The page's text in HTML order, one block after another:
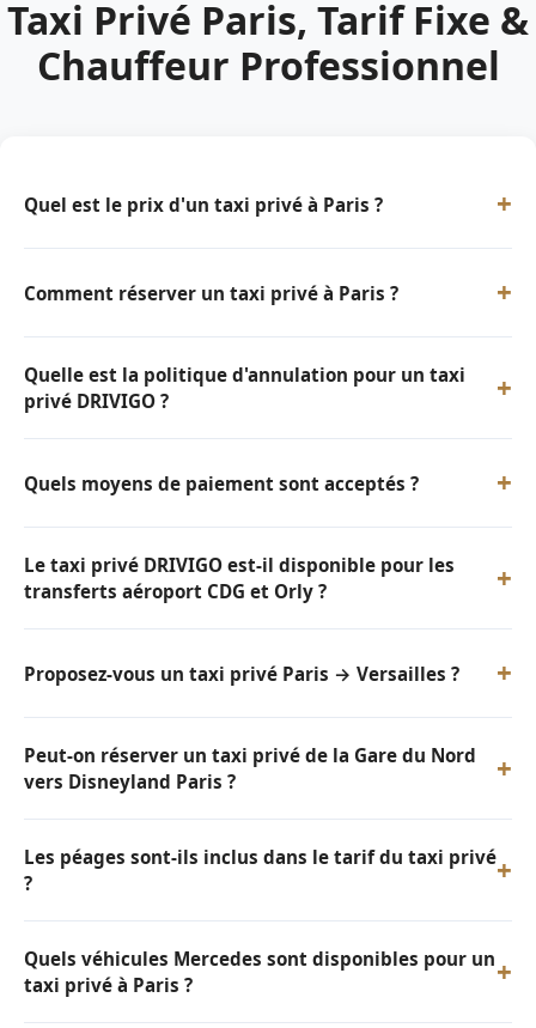
Taxi Privé Paris, Tarif Fixe &
Chauffeur Professionnel
Quel est le prix d'un taxi privé à Paris ? +
Comment réserver un taxi privé à Paris ? +
Quelle est la politique d'annulation pour un taxi
privé DRIVIGO ?
+
Quels moyens de paiement sont acceptés ? +
Le taxi privé DRIVIGO est-il disponible pour les
transferts aéroport CDG et Orly ?
+
Proposez-vous un taxi privé Paris → Versailles ? +
Peut-on réserver un taxi privé de la Gare du Nord
vers Disneyland Paris ?
+
Les péages sont-ils inclus dans le tarif du taxi privé
?
+
Quels véhicules Mercedes sont disponibles pour un
taxi privé à Paris ?
+